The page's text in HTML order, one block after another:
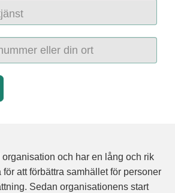
och har en lång och rik
för att förbättra samhället för personer
Sedan organisationens start